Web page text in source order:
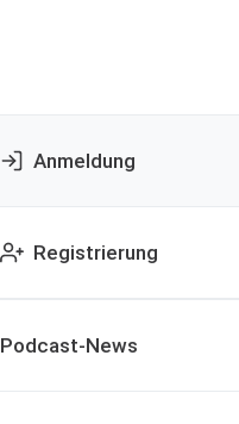
Anmeldung
Registrierung
Podcast-News